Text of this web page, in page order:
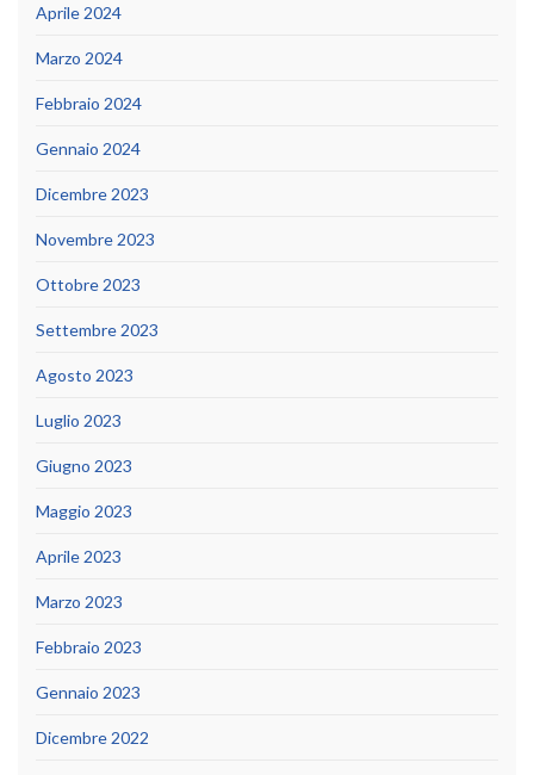
Aprile 2024
Marzo 2024
Febbraio 2024
Gennaio 2024
Dicembre 2023
Novembre 2023
Ottobre 2023
Settembre 2023
Agosto 2023
Luglio 2023
Giugno 2023
Maggio 2023
Aprile 2023
Marzo 2023
Febbraio 2023
Gennaio 2023
Dicembre 2022